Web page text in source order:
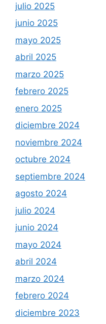
julio 2025
junio 2025
mayo 2025
abril 2025
marzo 2025
febrero 2025
enero 2025
diciembre 2024
noviembre 2024
octubre 2024
septiembre 2024
agosto 2024
julio 2024
junio 2024
mayo 2024
abril 2024
marzo 2024
febrero 2024
diciembre 2023